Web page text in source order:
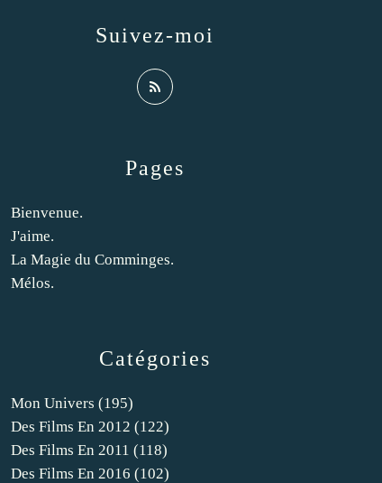
Catégories
Mon Univers (195)
Des Films En 2012 (122)
Des Films En 2011 (118)
Des Films En 2016 (102)
Pages
Bienvenue.
J'aime.
La Magie du Comminges.
Mélos.
Suivez-moi